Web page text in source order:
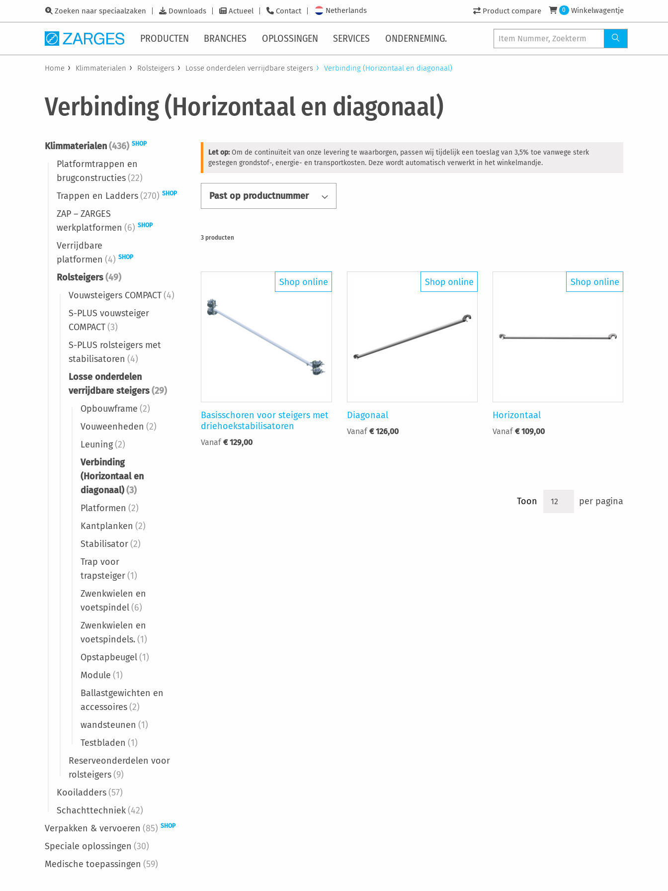
Zoeken naar speciaalzaken Downloads Actueel Contact Netherlands Product compare 0 Winkelwagentje
PRODUCTEN BRANCHES OPLOSSINGEN SERVICES ONDERNEMING.
Home Klimmaterialen Rolsteigers Losse onderdelen verrijdbare steigers Verbinding (Horizontaal en diagonaal)
Verbinding (Horizontaal en diagonaal)
Let op:Om de continuïteit van onze levering te waarborgen, passen wij tijdelijk een toeslag van 3,5% toe vanwege sterk
gestegen grondstof-, energie- en transportkosten. Deze wordt automatisch verwerkt in het winkelmandje.
Past op productnummer
3 producten
Basisschoren voor steigers met
driehoekstabilisatoren
Vanaf € 129,00
Diagonaal
Vanaf € 126,00
Horizontaal
Vanaf € 109,00
Toon per pagina
Klimmaterialen(436) SHOP
Platformtrappen en
brugconstructies(22)
Trappen en Ladders(270) SHOP
ZAP – ZARGES
werkplatformen (6) SHOP
Verrijdbare
platformen (4) SHOP
Rolsteigers(49)
Vouwsteigers COMPACT(4)
S-PLUS vouwsteiger
COMPACT(3)
S-PLUS rolsteigers met
stabilisatoren (4)
Losse onderdelen
verrijdbare steigers(29)
Opbouwframe (2)
Vouweenheden (2)
Leuning(2)
Verbinding
(Horizontaal en
diagonaal)(3)
Platformen (2)
Kantplanken (2)
Stabilisator(2)
Trap voor
trapsteiger(1)
Zwenkwielen en
voetspindel(6)
Zwenkwielen en
voetspindels.(1)
Opstapbeugel(1)
Module (1)
Ballastgewichten en
accessoires(2)
wandsteunen (1)
Testbladen (1)
Reserveonderdelen voor
rolsteigers(9)
Kooiladders(57)
Schachttechniek(42)
Verpakken & vervoeren (85) SHOP
Speciale oplossingen (30)
Medische toepassingen (59)